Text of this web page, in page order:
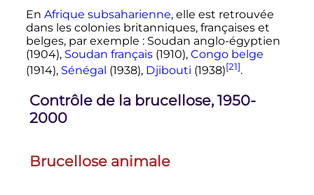
En Afrique subsaharienne, elle est retrouvée
dans les colonies britanniques, françaises et
belges, par exemple : Soudan anglo-égyptien
(1904), Soudan français(1910), Congo belge
(1914), Sénégal (1938), Djibouti (1938)[21].
Contrôle de la brucellose, 1950-
2000
Brucellose animale